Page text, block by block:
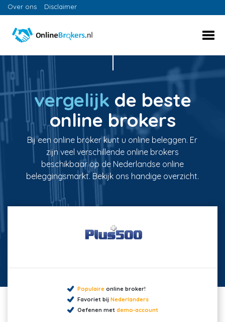
Over ons Disclaimer
vergelijk de beste
online brokers
Bij een online broker kunt u online beleggen. Er
zijn veel verschillende online brokers
beschikbaar op de Nederlandse online
beleggingsmarkt. Bekijk ons handige overzicht.
Populaireonline broker!
Favoriet bij Nederlanders
Oefenen met demo-account